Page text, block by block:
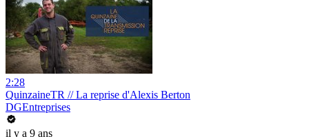
2:28
QuinzaineTR // La reprise d'Alexis Berton
DGEntreprises
il y a 9 ans